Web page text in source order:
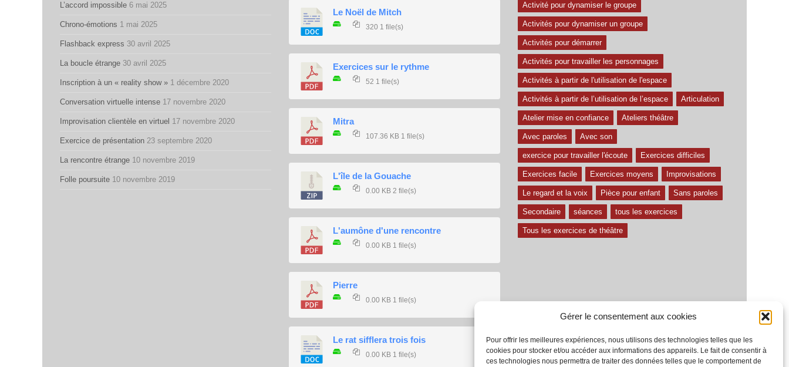
Gérer le consentement aux cookies
Pour offrir les meilleures expériences, nous utilisons des technologies telles que les
cookies pour stocker et/ou accéder aux informations des appareils. Le fait de consentir à
ces technologies nous permettra de traiter des données telles que le comportement de
L’accord impossible 6 mai 2025
Chrono-émotions 1 mai 2025
Flashback express 30 avril 2025
La boucle étrange 30 avril 2025
Inscription à un « reality show » 1 décembre 2020
Conversation virtuelle intense 17 novembre 2020
Improvisation clientèle en virtuel 17 novembre 2020
Exercice de présentation 23 septembre 2020
La rencontre étrange 10 novembre 2019
Folle poursuite 10 novembre 2019
Le Noël de Mitch
320 1 file(s)
Exercices sur le rythme
52 1 file(s)
Mitra
107.36 KB 1 file(s)
L'île de la Gouache
0.00 KB 2 file(s)
L'aumône d'une rencontre
0.00 KB 1 file(s)
Pierre
0.00 KB 1 file(s)
Le rat sifflera trois fois
0.00 KB 1 file(s)
Activité pour dynamiser le groupe
Activités pour dynamiser un groupe
Activités pour démarrer
Activités pour travailler les personnages
Activités à partir de l'utilisation de l'espace
Activités à partir de l’utilisation de l’espace Articulation
Atelier mise en confiance Ateliers théâtre
Avec paroles Avec son
exercice pour travailler l'écoute Exercices difficiles
Exercices facile Exercices moyens Improvisations
Le regard et la voix Pièce pour enfant Sans paroles
Secondaire séances tous les exercices
Tous les exercices de théâtre